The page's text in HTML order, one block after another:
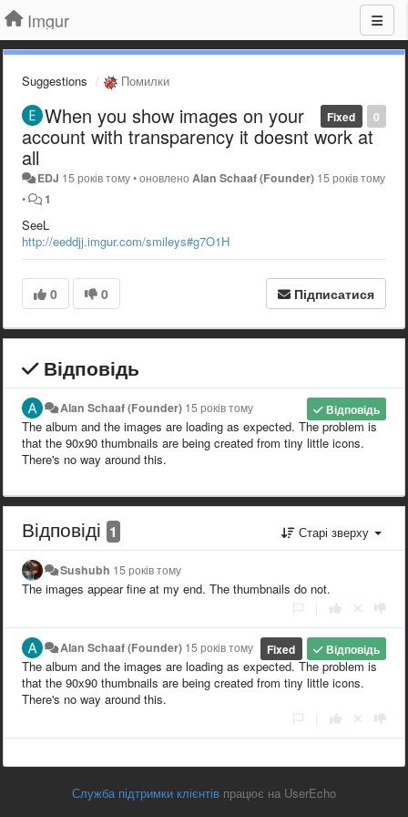
Imgur
Suggestions Помилки
0
Fixed
When you show images on your
account with transparency it doesnt work at
all
EDJ 15 років тому•оновлено Alan Schaaf (Founder) 15 років тому
•
1
SeeL
http://eeddjj.imgur.com/smileys#g7O1H
0 0 Підписатися
Відповідь
Відповідь
Alan Schaaf (Founder) 15 років тому
The album and the images are loading as expected. The problem is
that the 90x90 thumbnails are being created from tiny little icons.
There's no way around this.
Відповіді 1 Старі зверху
Sushubh 15 років тому
The images appear fine at my end. The thumbnails do not.
Відповідь
Fixed
Alan Schaaf (Founder) 15 років тому
The album and the images are loading as expected. The problem is
that the 90x90 thumbnails are being created from tiny little icons.
There's no way around this.
Служба підтримки клієнтів працює на UserEcho